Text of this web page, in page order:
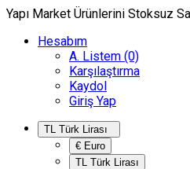
Yapı Market Ürünlerini Stoksuz
Hesabım
A. Listem (0)
Karşılaştırma
Kaydol
Giriş Yap
€ Euro
TL Türk Lirası